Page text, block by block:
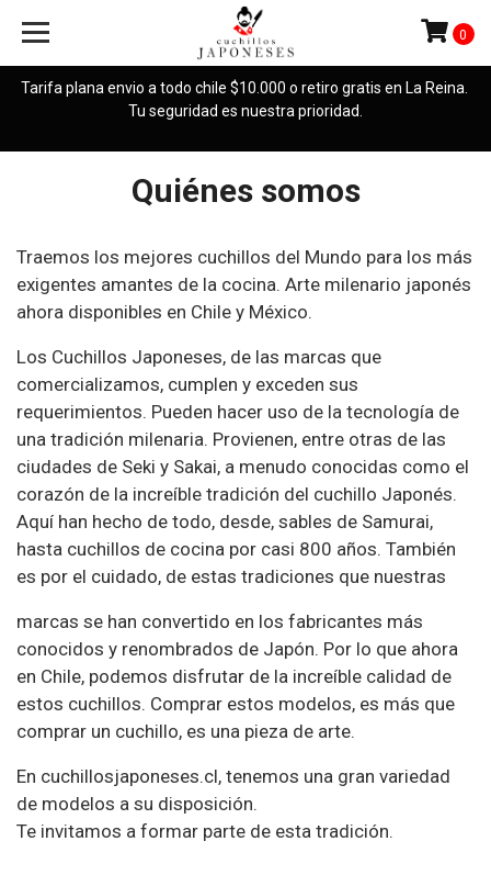
Tarifa plana envio a todo chile $10.000 o retiro gratis en La Reina.
Tu seguridad es nuestra prioridad.
0
Quiénes somos
Traemos los mejores cuchillos del Mundo para los más
exigentes amantes de la cocina. Arte milenario japonés
ahora disponibles en Chile y México.
Los Cuchillos Japoneses, de las marcas que
comercializamos, cumplen y exceden sus
requerimientos. Pueden hacer uso de la tecnología de
una tradición milenaria. Provienen, entre otras de las
ciudades de Seki y Sakai, a menudo conocidas como el
corazón de la increíble tradición del cuchillo Japonés.
Aquí han hecho de todo, desde, sables de Samurai,
hasta cuchillos de cocina por casi 800 años. También
es por el cuidado, de estas tradiciones que nuestras
marcas se han convertido en los fabricantes más
conocidos y renombrados de Japón. Por lo que ahora
en Chile, podemos disfrutar de la increíble calidad de
estos cuchillos. Comprar estos modelos, es más que
comprar un cuchillo, es una pieza de arte.
En cuchillosjaponeses.cl, tenemos una gran variedad
de modelos a su disposición.
Te invitamos a formar parte de esta tradición.